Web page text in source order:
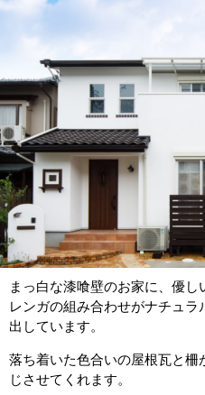
まっ白な漆喰壁のお家に、優し
レンガの組み合わせがナチュラ
出しています。
落ち着いた色合いの屋根瓦と
じさせてくれます。